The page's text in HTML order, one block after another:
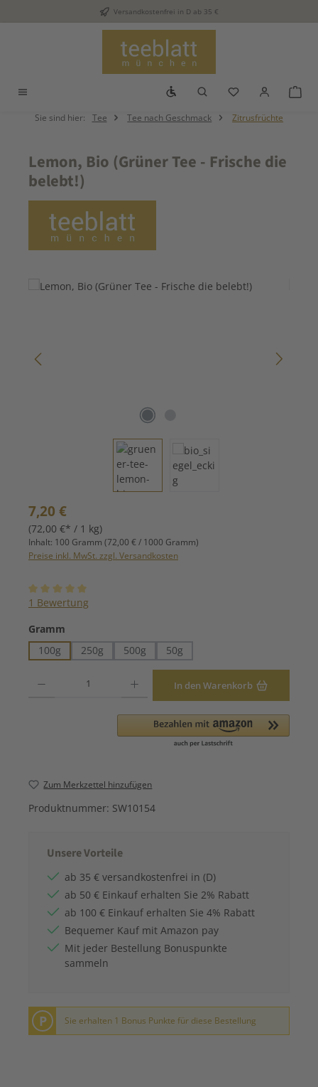
Zum Hauptinhalt springenVersandkostenfrei in D ab 35 €
Werkzeugleiste anzeigen
Du hast 0
Sie sind hier: Tee Tee nach Geschmack Zitrusfrüchte
Lemon, Bio (Grüner Tee - Frische die
belebt!)
Bildergalerie überspringen
Regulärer Preis:
7,20 €
(72,00 €* / 1 kg)
Inhalt: 100 Gramm (72,00 € / 1000 Gramm)
Preise inkl. MwSt. zzgl. Versandkosten
Durchschnittliche Bewertung von 5 von 5 Sternen
1 Bewertung
Gramm
100g
250g 500g 50g
In den Warenkorb
Zum Merkzettel hinzufügen
Produktnummer: SW10154
Unsere Vorteile
ab 35 € versandkostenfrei in (D)
ab 50 € Einkauf erhalten Sie 2% Rabatt
ab 100 € Einkauf erhalten Sie 4% Rabatt
Bequemer Kauf mit Amazon pay
Mit jeder Bestellung Bonuspunkte
sammeln
P Sie erhalten 1 Bonus Punkte für diese Bestellung